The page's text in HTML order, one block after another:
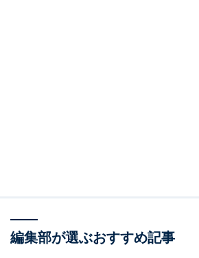
編集部が選ぶおすすめ記事